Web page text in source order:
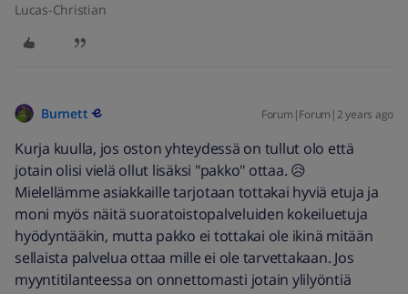
Lucas-Christian
Burnett Forum|Forum|2 years ago
Kurja kuulla, jos oston yhteydessä on tullut olo että
jotain olisi vielä ollut lisäksi "pakko" ottaa. 😥
Mielellämme asiakkaille tarjotaan tottakai hyviä etuja ja
moni myös näitä suoratoistopalveluiden kokeiluetuja
hyödyntääkin, mutta pakko ei tottakai ole ikinä mitään
sellaista palvelua ottaa mille ei ole tarvettakaan. Jos
myyntitilanteessa on onnettomasti jotain ylilyöntiä